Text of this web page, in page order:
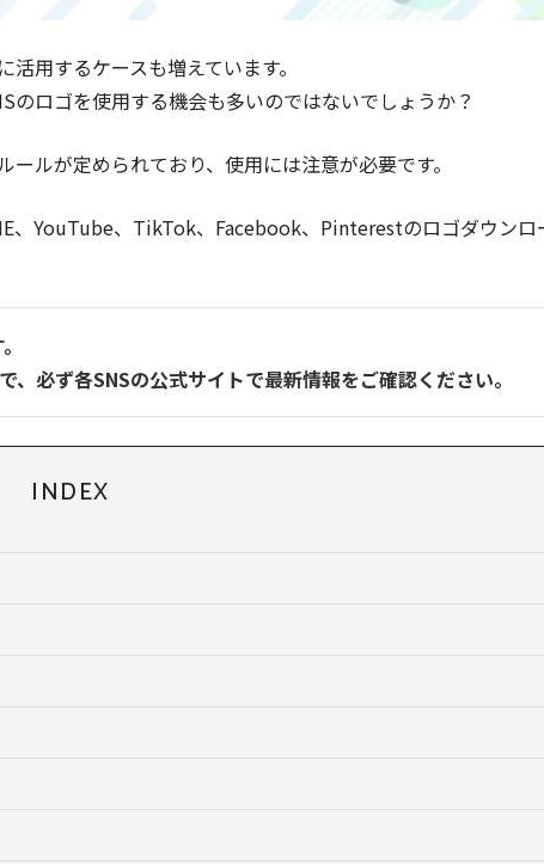
用するケースも増えています。
のロゴを使用する機会も多いのではないでしょうか？
ルが定められており、使用には注意が必要です。
YouTube、TikTok、Facebook、Pinterestのロゴダウンロ
必ず各SNSの公式サイトで最新情報をご確認ください。
INDEX